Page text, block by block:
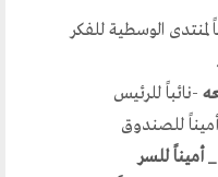
لمنتدى الوسطية للفكر
-نائباً للرئيس
للصندوق
أميناً للسر